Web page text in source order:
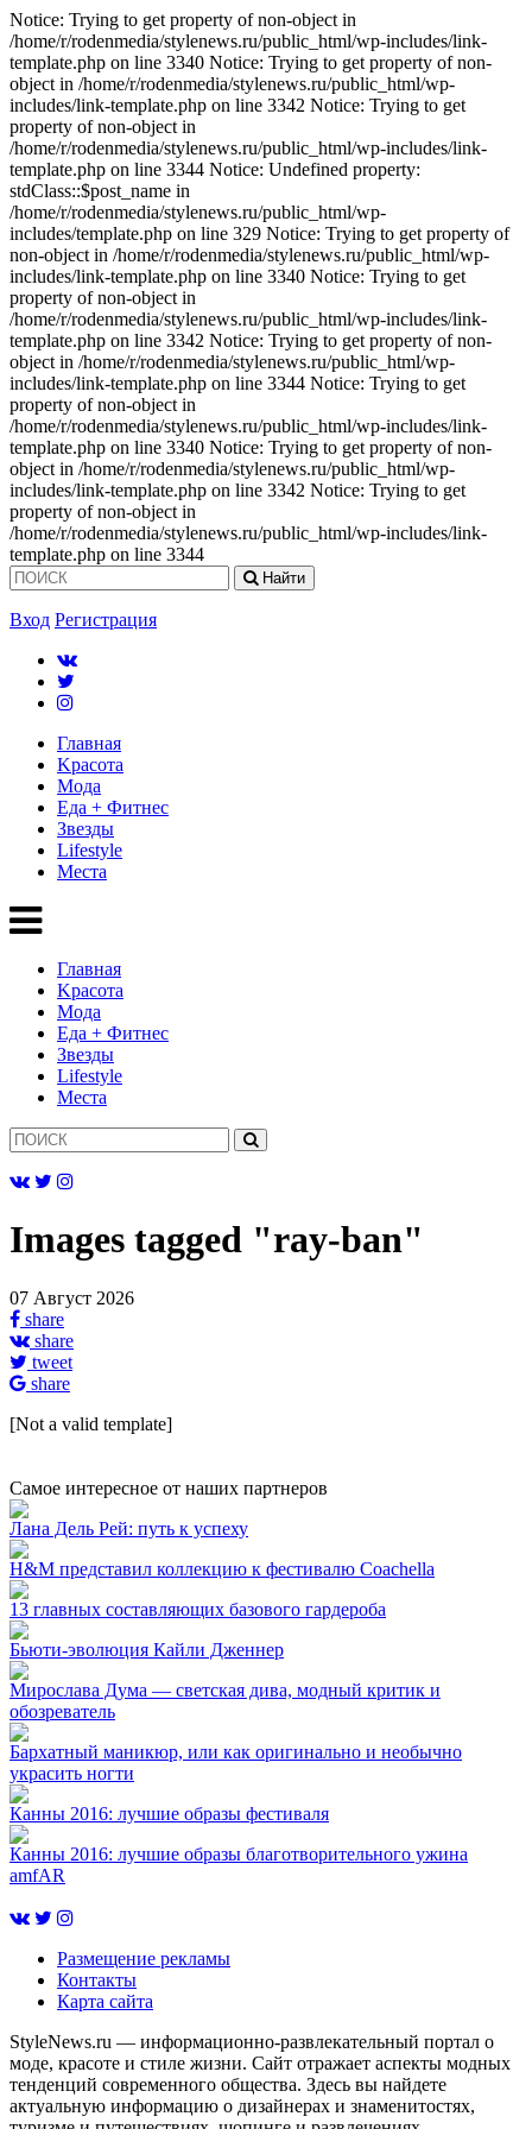
Notice: Trying to get property of non-object in
/home/r/rodenmedia/stylenews.ru/public_html/wp-includes/link-
template.php on line 3340 Notice: Trying to get property of non-
object in /home/r/rodenmedia/stylenews.ru/public_html/wp-
includes/link-template.php on line 3342 Notice: Trying to get
property of non-object in
/home/r/rodenmedia/stylenews.ru/public_html/wp-includes/link-
template.php on line 3344 Notice: Undefined property:
stdClass::$post_name in
/home/r/rodenmedia/stylenews.ru/public_html/wp-
includes/template.php on line 329 Notice: Trying to get property of
non-object in /home/r/rodenmedia/stylenews.ru/public_html/wp-
includes/link-template.php on line 3340 Notice: Trying to get
property of non-object in
/home/r/rodenmedia/stylenews.ru/public_html/wp-includes/link-
template.php on line 3342 Notice: Trying to get property of non-
object in /home/r/rodenmedia/stylenews.ru/public_html/wp-
includes/link-template.php on line 3344 Notice: Trying to get
property of non-object in
/home/r/rodenmedia/stylenews.ru/public_html/wp-includes/link-
template.php on line 3340 Notice: Trying to get property of non-
object in /home/r/rodenmedia/stylenews.ru/public_html/wp-
includes/link-template.php on line 3342 Notice: Trying to get
property of non-object in
/home/r/rodenmedia/stylenews.ru/public_html/wp-includes/link-
template.php on line 3344
Найти
Вход Регистрация
Главная
Kрасота
Мода
Еда + Фитнес
Звезды
Lifestyle
Mеста
Главная
Kрасота
Мода
Еда + Фитнес
Звезды
Lifestyle
Mеста
Images tagged "ray-ban"
07 Август 2026
share
share
tweet
share
[Not a valid template]
Самое интересное от наших партнеров
Лана Дель Рей: путь к успеху
H&M представил коллекцию к фестивалю Coachella
13 главных составляющих базового гардероба
Бьюти-эволюция Кайли Дженнер
Мирослава Дума — светская дива, модный критик и
обозреватель
Бархатный маникюр, или как оригинально и необычно
украсить ногти
Канны 2016: лучшие образы фестиваля
Канны 2016: лучшие образы благотворительного ужина
amfAR
Размещение рекламы
Контакты
Карта сайта
StyleNews.ru — информационно-развлекательный портал о
моде, красоте и стиле жизни. Сайт отражает аспекты модных
тенденций современного общества. Здесь вы найдете
актуальную информацию о дизайнерах и знаменитостях,